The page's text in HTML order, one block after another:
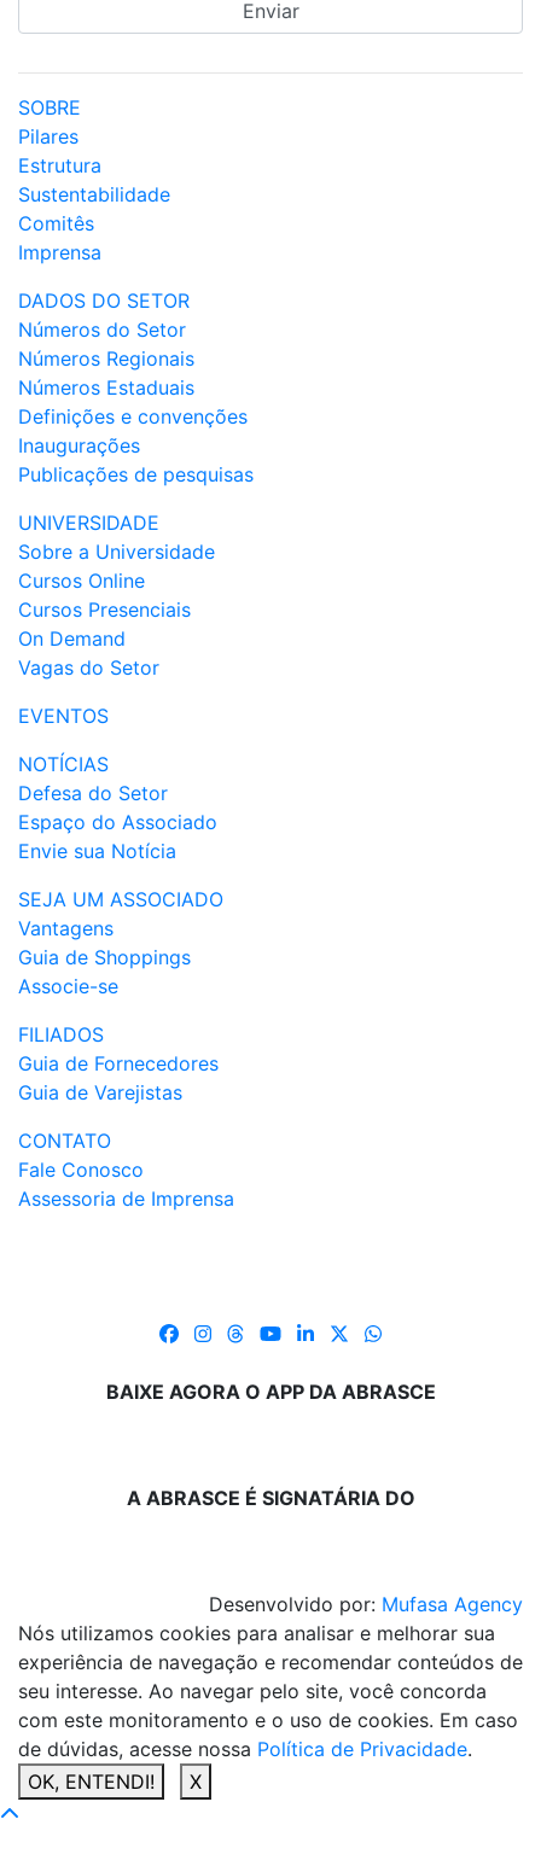
SOBRE
Pilares
Estrutura
Sustentabilidade
Comitês
Imprensa
DADOS DO SETOR
Números do Setor
Números Regionais
Números Estaduais
Definições e convenções
Inaugurações
Publicações de pesquisas
UNIVERSIDADE
Sobre a Universidade
Cursos Online
Cursos Presenciais
On Demand
Vagas do Setor
EVENTOS
NOTÍCIAS
Defesa do Setor
Espaço do Associado
Envie sua Notícia
SEJA UM ASSOCIADO
Vantagens
Guia de Shoppings
Associe-se
FILIADOS
Guia de Fornecedores
Guia de Varejistas
CONTATO
Fale Conosco
Assessoria de Imprensa
BAIXE AGORA O APP DA ABRASCE
A ABRASCE É SIGNATÁRIA DO
Desenvolvido por: Mufasa Agency
Nós utilizamos cookies para analisar e melhorar sua
experiência de navegação e recomendar conteúdos de
seu interesse. Ao navegar pelo site, você concorda
com este monitoramento e o uso de cookies. Em caso
de dúvidas, acesse nossa Política de Privacidade.
OK, ENTENDI!
X